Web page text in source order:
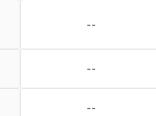
--
--
--